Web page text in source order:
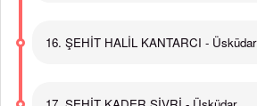
16. ŞEHİT HALİL KANTARCI - Üsküdar